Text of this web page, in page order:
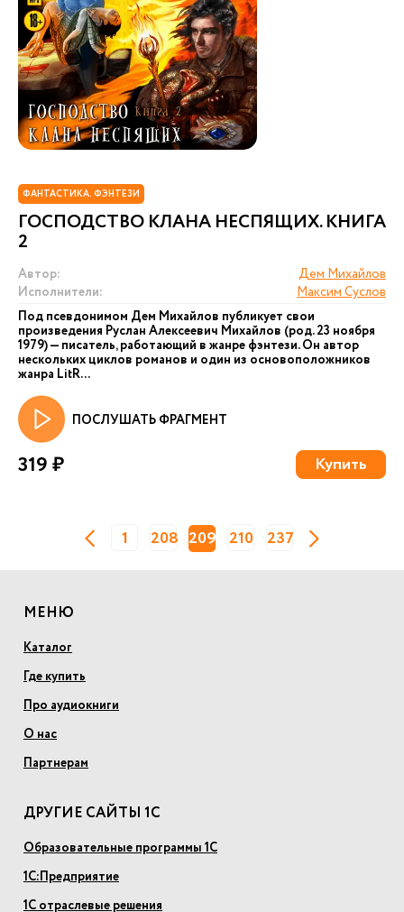
ФАНТАСТИКА. ФЭНТЕЗИ
ГОСПОДСТВО КЛАНА НЕСПЯЩИХ. КНИГА
2
Автор:
Дем Михайлов
Исполнители:
Максим Суслов
Под псевдонимом Дем Михайлов публикует свои
произведения Руслан Алексеевич Михайлов (род. 23 ноября
1979) — писатель, работающий в жанре фэнтези. Он автор
нескольких циклов романов и один из основоположников
жанра LitR...
ПОСЛУШАТЬ ФРАГМЕНТ
319 ₽ Купить
1 208 209 210 237
МЕНЮ
Каталог
Где купить
Про аудиокниги
О нас
Партнерам
ДРУГИЕ САЙТЫ 1С
Образовательные программы 1С
1С:Предприятие
1С отраслевые решения